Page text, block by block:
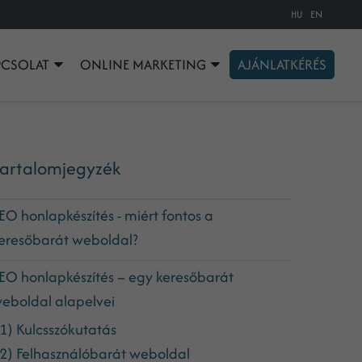
HU EN
ONLINE MARKETING AJÁNLATKÉRÉS
honlapkészítés - miért fontos a
weboldal?
honlapkészítés – egy keresőbarát
alapelvei
Kulcsszókutatás
Felhasználóbarát weboldal